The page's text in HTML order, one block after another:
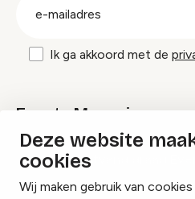
Deze website
cookies
Wij maken gebruik van
Ik ga akkoord met de
Events Magazine
Ik ontvang graag